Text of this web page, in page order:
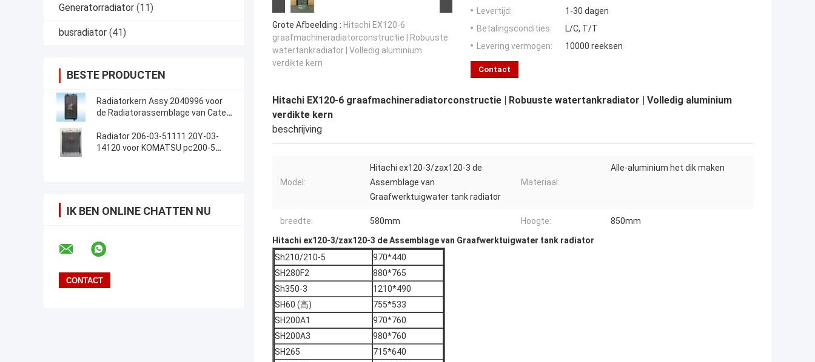
Generatorradiator (11)
busradiator (41)
BESTE PRODUCTEN
Radiatorkern Assy 2040996 voor
de Radiatorassemblage van Cater
Graafwerktuig
Radiator 206-03-51111 20Y-03-
14120 voor KOMATSU pc200-5
IK BEN ONLINE CHATTEN NU
Grote Afbeelding : Hitachi EX120-6
graafmachineradiatorconstructie | Robuuste
watertankradiator | Volledig aluminium
verdikte kern
Levertijd:
1-30 dagen
Betalingscondities:
L/C, T/T
Levering vermogen:
10000 reeksen
Contact
Hitachi EX120-6 graafmachineradiatorconstructie | Robuuste watertankradiator | Volledig aluminium
verdikte kern
beschrijving
Model:
Hitachi ex120-3/zax120-3 de
Assemblage van
Graafwerktuigwater tank radiator
Materiaal:
Alle-aluminium het dik maken
breedte: 580mm Hoogte:
850mm
Hitachi ex120-3/zax120-3 de Assemblage van Graafwerktuigwater tank radiator
Sh210/210-5
970*440
SH280F2
880*765
Sh350-3
1210*490
SH60 (高)
755*533
SH200A1
970*760
SH200A3
980*760
SH265
715*640